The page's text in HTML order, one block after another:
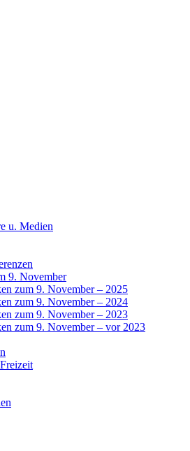
u. Medien
9. November
zum 9. November – 2025
zum 9. November – 2024
zum 9. November – 2023
zum 9. November – vor 2023